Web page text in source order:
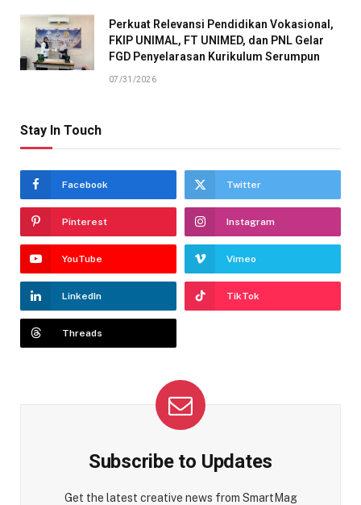
Perkuat Relevansi Pendidikan Vokasional,
FKIP UNIMAL, FT UNIMED, dan PNL Gelar
FGD Penyelarasan Kurikulum Serumpun
07/31/2026
Stay In Touch
Facebook Twitter
Pinterest Instagram
YouTube Vimeo
LinkedIn TikTok
Threads
Subscribe to Updates
Get the latest creative news from SmartMag